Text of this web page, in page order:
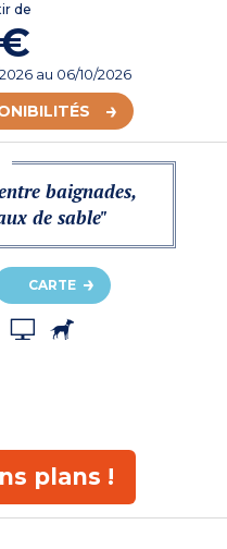
de
au 06/10/2026
baignades,
de sable"
CARTE
plans !